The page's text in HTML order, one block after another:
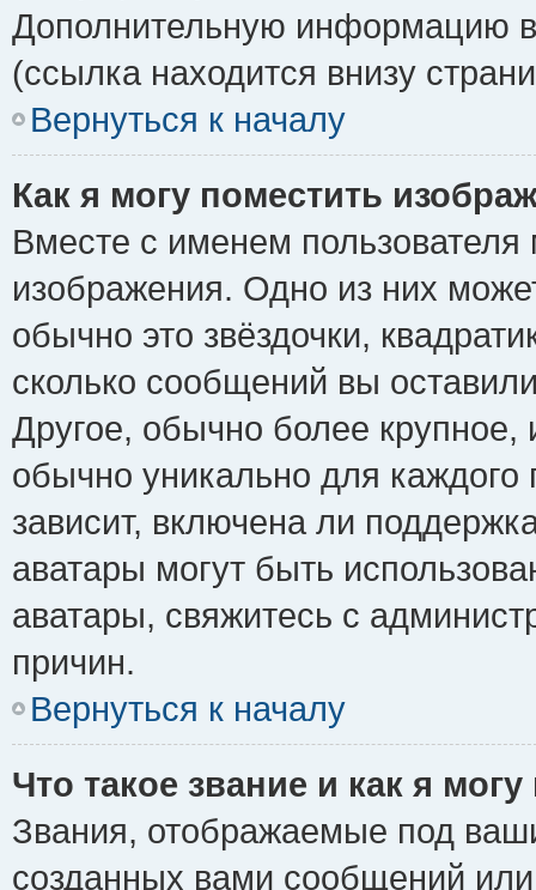
Дополнительную информацию
(ссылка находится внизу
Вернуться к началу
Как я могу поместить
Вместе с именем пользователя
изображения. Одно из них
обычно это звёздочки,
сколько сообщений вы
Другое, обычно более крупное,
обычно уникально для каждого
зависит, включена ли
аватары могут быть
аватары, свяжитесь с
причин.
Вернуться к началу
Что такое звание и как я
Звания, отображаемые под
созданных вами сообщений